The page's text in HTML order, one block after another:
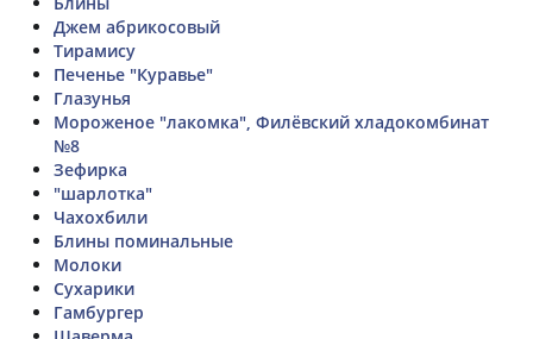
Джем абрикосовый
Тирамису
Печенье "Куравье"
Глазунья
Мороженое "лакомка", Филёвский хладокомбинат
№8
Зефирка
"шарлотка"
Чахохбили
Блины поминальные
Молоки
Сухарики
Гамбургер